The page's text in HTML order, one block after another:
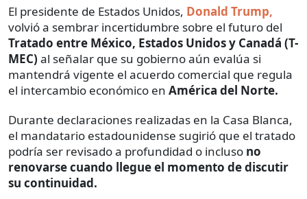
El presidente de Estados Unidos, Donald Trump,
volvió a sembrar incertidumbre sobre el futuro del
Tratado entre México, Estados Unidos y Canadá (T-
MEC) al señalar que su gobierno aún evalúa si
mantendrá vigente el acuerdo comercial que regula
el intercambio económico en América del Norte.
Durante declaraciones realizadas en la Casa Blanca,
el mandatario estadounidense sugirió que el tratado
podría ser revisado a profundidad o incluso no
renovarse cuando llegue el momento de discutir
su continuidad.